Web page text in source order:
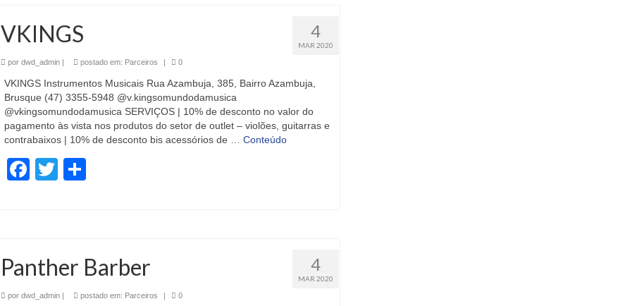
4
MAR 2020
VKINGS
por dwd_admin| postado em: Parceiros | 0
VKINGS Instrumentos Musicais Rua Azambuja, 385, Bairro Azambuja,
Brusque (47) 3355-5948 @v.kingsomundodamusica
@vkingsomundodamusica SERVIÇOS | 10% de desconto no valor do
pagamento às vista nos produtos do setor de outlet – violões, guitarras e
contrabaixos | 10% de desconto bis acessórios de … Conteúdo
Facebook
Twitter
4
MAR 2020
Panther Barber
por dwd_admin| postado em: Parceiros | 0